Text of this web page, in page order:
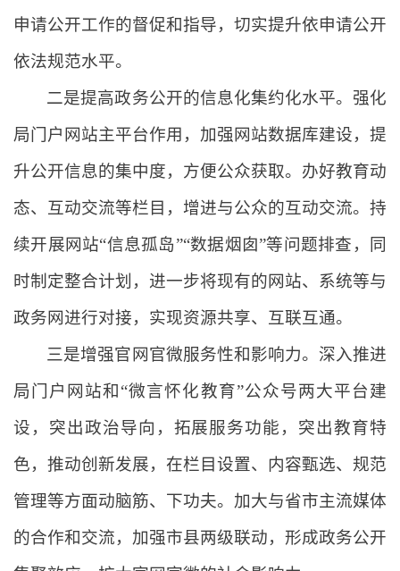
申请公开工作的督促和指导，切实提升依申请公开
依法规范水平。
二是提高政务公开的信息化集约化水平。强化
局门户网站主平台作用，加强网站数据库建设，提
升公开信息的集中度，方便公众获取。办好教育动
态、互动交流等栏目，增进与公众的互动交流。持
续开展网站“信息孤岛”“数据烟囱”等问题排查，同
时制定整合计划，进一步将现有的网站、系统等与
政务网进行对接，实现资源共享、互联互通。
三是增强官网官微服务性和影响力。深入推进
局门户网站和“微言怀化教育”公众号两大平台建
设，突出政治导向，拓展服务功能，突出教育特
色，推动创新发展，在栏目设置、内容甄选、规范
管理等方面动脑筋、下功夫。加大与省市主流媒体
的合作和交流，加强市县两级联动，形成政务公开